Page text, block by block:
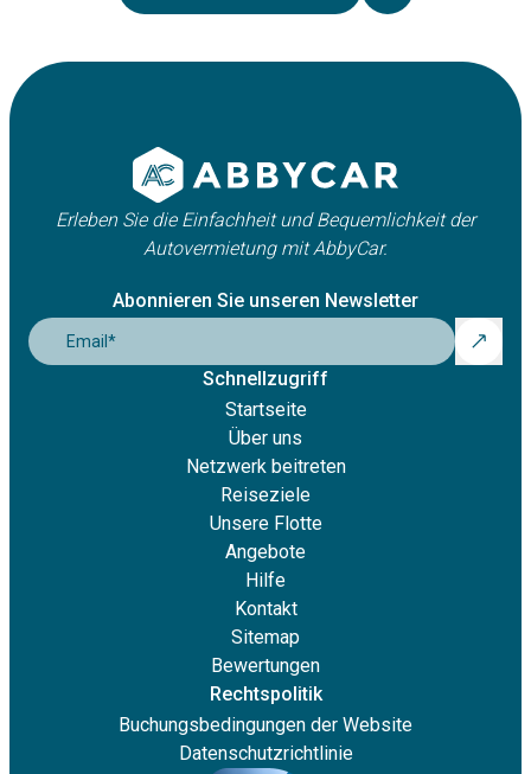
Erleben Sie die Einfachheit und Bequemlichkeit der
Autovermietung mit AbbyCar.
Abonnieren Sie unseren Newsletter
Email *
Schnellzugriff
Startseite
Über uns
Netzwerk beitreten
Reiseziele
Unsere Flotte
Angebote
Hilfe
Kontakt
Sitemap
Bewertungen
Rechtspolitik
Buchungsbedingungen der Website
Datenschutzrichtlinie